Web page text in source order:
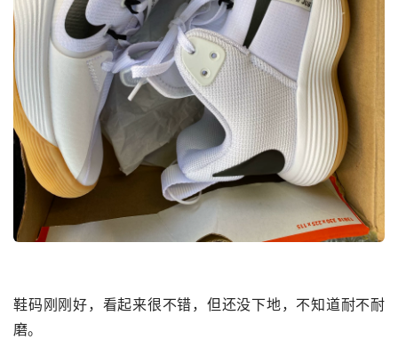
鞋码刚刚好，看起来很不错，但还没下地，不知道耐不耐
磨。